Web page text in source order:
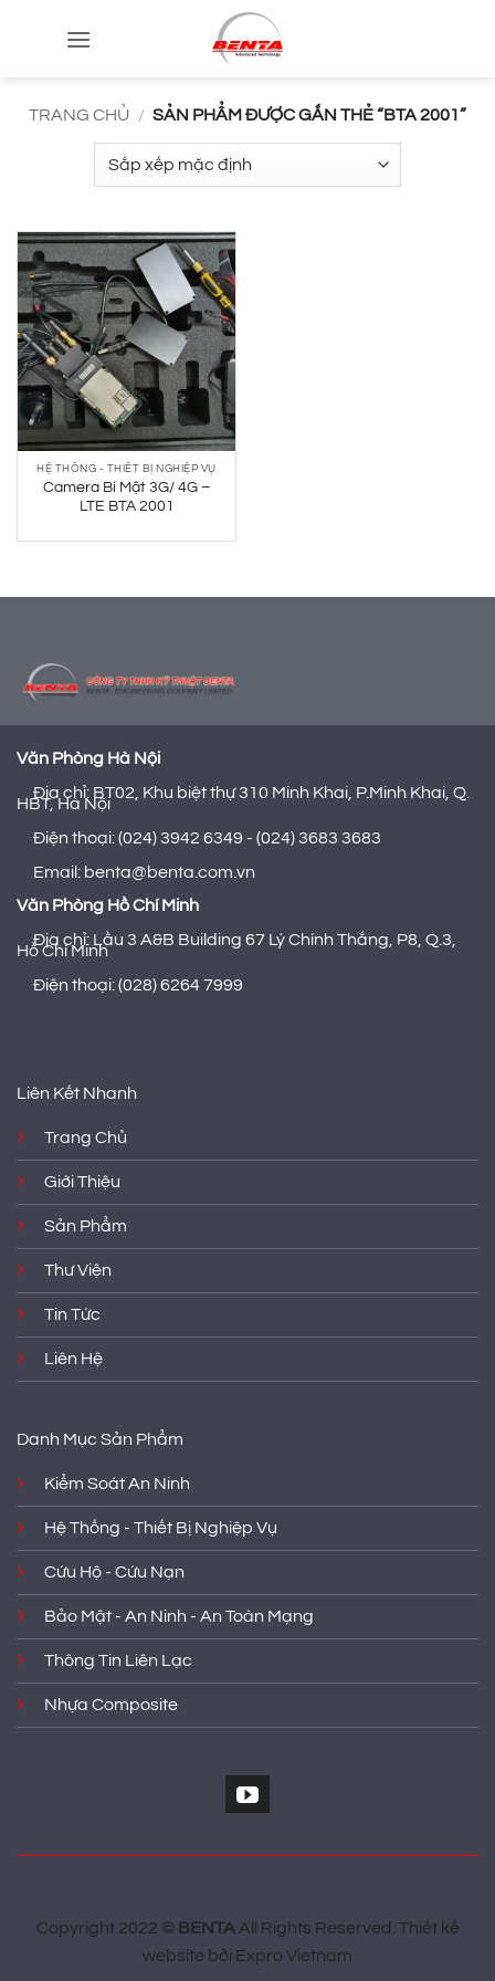
TRANG CHỦ / SẢN PHẨM ĐƯỢC GẮN THẺ “BTA 2001”
HỆ THỐNG - THIẾT BỊ NGHIỆP VỤ
Camera Bí Mật 3G/ 4G –
LTE BTA 2001
Văn Phòng Hà Nội
Địa chỉ: BT02, Khu biệt thự 310 Minh Khai, P.Minh Khai, Q.
HBT, Hà Nội
Điện thoại: (024) 3942 6349 - (024) 3683 3683
Email: benta@benta.com.vn
Văn Phòng Hồ Chí Minh
Địa chỉ: Lầu 3 A&B Building 67 Lý Chính Thắng, P8, Q.3,
Hồ Chí Minh
Điện thoại: (028) 6264 7999
Liên Kết Nhanh
Trang Chủ
Giới Thiệu
Sản Phẩm
Thư Viện
Tin Tức
Liên Hệ
Danh Mục Sản Phẩm
Kiểm Soát An Ninh
Hệ Thống - Thiết Bị Nghiệp Vụ
Cứu Hộ - Cứu Nạn
Bảo Mật - An Ninh - An Toàn Mạng
Thông Tin Liên Lạc
Nhựa Composite
Copyright 2022 © BENTAAll Rights Reserved. Thiết kế
website bởi Expro Vietnam